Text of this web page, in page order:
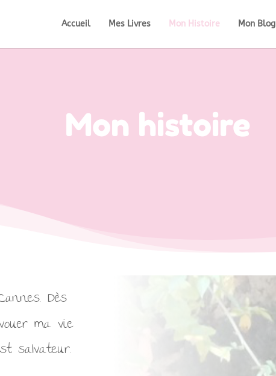
Accueil Mes Livres Mon Histoire Mon Blog
Mon histoire
Dès
ma vie
salvateur.